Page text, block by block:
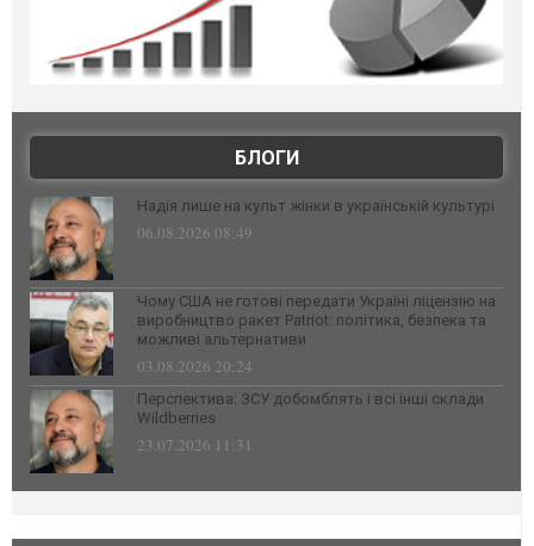
БЛОГИ
Надія лише на культ жінки в українській культурі
06.08.2026 08:49
Чому США не готові передати Україні ліцензію на
виробництво ракет Patriot: політика, безпека та
можливі альтернативи
03.08.2026 20:24
Перспектива: ЗСУ добомблять і всі інші склади
Wildberries
23.07.2026 11:31